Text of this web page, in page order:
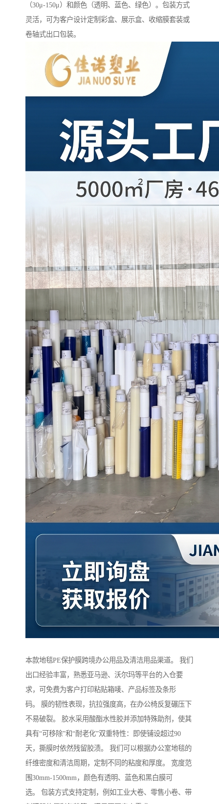
（30μ-150μ）和颜色（透明、蓝色、绿色）。包装方式
灵活，可为客户设计定制彩盒、展示盒、收缩膜套装或
卷轴式出口包装。
本款地毯PE保护膜跨境办公用品及清洁用品渠道。 我们
出口经验丰富，熟悉亚马逊、沃尔玛等平台的入仓要
求，可免费为客户打印粘贴箱唛、产品标签及条形
码。 膜的韧性表现，抗拉强度高，在办公椅反复碾压下
不易破裂。 胶水采用酸酯水性胶并添加特殊助剂，使其
具有“可移除”和“耐老化”双重特性：即使铺设超过90
天，撕膜时依然残留胶渍。 我们可以根据办公室地毯的
纤维密度和清洁周期，定制不同的粘度和厚度。 宽度范
围30mm-1500mm，颜色有透明、蓝色和黑白膜可
选。 包装方式支持定制，例如工业大卷、零售小卷、带